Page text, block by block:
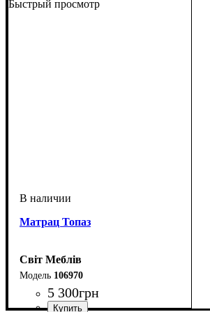
Быстрый просмотр
Матрац Топаз
Світ Меблів
106970
5 300грн